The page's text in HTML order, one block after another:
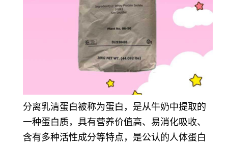
分离乳清蛋白被称为蛋白，是从牛奶中提取的
一种蛋白质，具有营养价值高、易消化吸收、
含有多种活性成分等特点，是公认的人体蛋白